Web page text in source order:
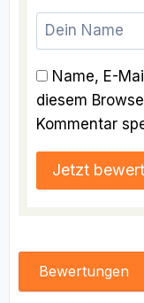
Name, E-
diesem
Kommentar
Bewertungen